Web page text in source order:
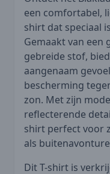
een comfortabel,
shirt dat speciaal
Gemaakt van een
gebreide stof,
aangenaam
bescherming
zon. Met zijn
reflecterende
shirt perfect voor
als
Dit T-shirt is